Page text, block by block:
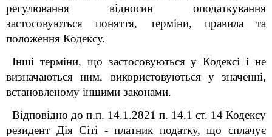
регулювання відносин оподаткування
застосовуються поняття, терміни, правила та
положення Кодексу.
Інші терміни, що застосовуються у Кодексі і не
визначаються ним, використовуються у значенні,
встановленому іншими законами.
Відповідно до п.п. 14.1.2821 п. 14.1 ст. 14 Кодексу
резидент Дія Сіті - платник податку, що сплачує